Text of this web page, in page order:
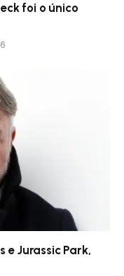
foi o único
e Jurassic Park,